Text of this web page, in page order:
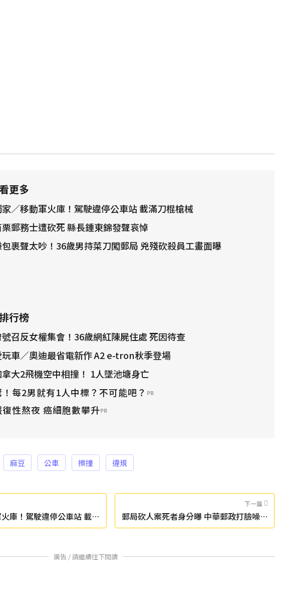
更多
／移動軍火庫！駕駛違停公車站 載滿刀棍槍械
栗郵務士遭砍死 縣長鍾東錦發聲哀悼
裹聲太吵！36歲男持菜刀闖郵局 兇殘砍殺員工畫面曝
行榜
號召反女權集會！36歲網紅陳屍住處 死因待查
玩車／奧迪最省電新作 A2 e-tron秋季登場
拿大2飛機空中相撞！ 1人墜池塘身亡
！每2男就有1人中標？不可能吧？ PR
復性熬夜 癌細胞數攀升PR
麻豆 公車 擦撞 違規
庫！駕駛違停公車站 載滿
下一篇
郵局砍人案死者身分曝 中華郵政打臉噪音
問題：測量合格
廣告 / 請繼續往下閱讀